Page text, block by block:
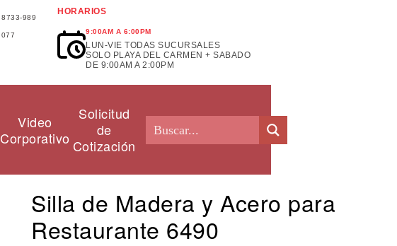
989
HORARIOS
9:00AM A 6:00PM
LUN-VIE TODAS SUCURSALES
SOLO PLAYA DEL CARMEN + SABADO
DE 9:00AM A 2:00PM
Video
Corporativo
Solicitud
de
Cotización
Silla de Madera y Acero para
Restaurante 6490